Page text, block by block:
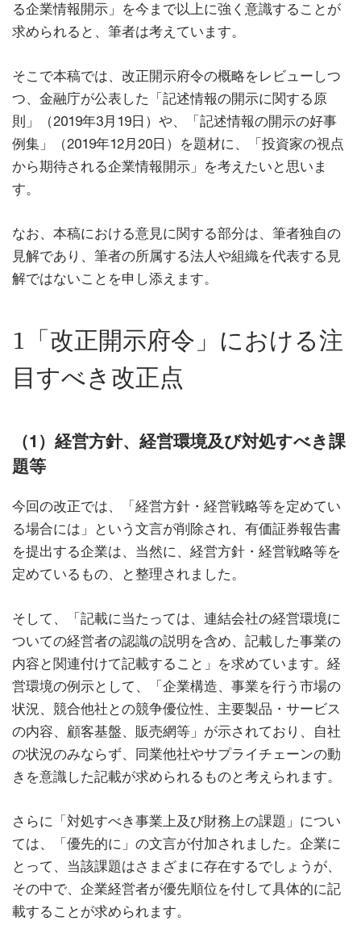
る企業情報開示」を今まで以上に強く意識することが
求められると、筆者は考えています。
そこで本稿では、改正開示府令の概略をレビューしつ
つ、金融庁が公表した「記述情報の開示に関する原
則」（2019年3月19日）や、「記述情報の開示の好事
例集」（2019年12月20日）を題材に、「投資家の視点
から期待される企業情報開示」を考えたいと思いま
す。
なお、本稿における意見に関する部分は、筆者独自の
見解であり、筆者の所属する法人や組織を代表する見
解ではないことを申し添えます。
1「改正開示府令」における注
目すべき改正点
（1）経営方針、経営環境及び対処すべき課
題等
今回の改正では、「経営方針・経営戦略等を定めてい
る場合には」という文言が削除され、有価証券報告書
を提出する企業は、当然に、経営方針・経営戦略等を
定めているもの、と整理されました。
そして、「記載に当たっては、連結会社の経営環境に
ついての経営者の認識の説明を含め、記載した事業の
内容と関連付けて記載すること」を求めています。経
営環境の例示として、「企業構造、事業を行う市場の
状況、競合他社との競争優位性、主要製品・サービス
の内容、顧客基盤、販売網等」が示されており、自社
の状況のみならず、同業他社やサプライチェーンの動
きを意識した記載が求められるものと考えられます。
さらに「対処すべき事業上及び財務上の課題」につい
ては、「優先的に」の文言が付加されました。企業に
とって、当該課題はさまざまに存在するでしょうが、
その中で、企業経営者が優先順位を付して具体的に記
載することが求められます。